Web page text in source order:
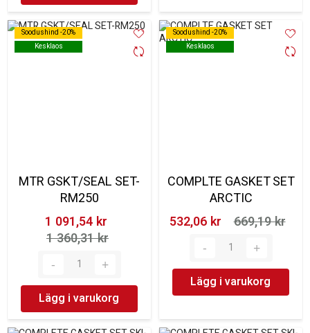
Soodushind -20%
Kesklaos
Soodushind -20%
Kesklaos
MTR GSKT/SEAL SET-
RM250
1 091,54 kr‎
1 360,31 kr‎
Lägg i varukorg
Soodushind -20%
Kesklaos
Soodushind -20%
Kesklaos
COMPLTE GASKET SET
ARCTIC
532,06 kr‎
669,19 kr‎
Lägg i varukorg